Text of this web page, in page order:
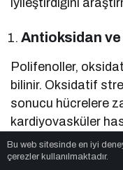
iyileştirdiğini
Antioksidan
Polifenoller,
bilinir. Oksidatif
sonucu hücrelere
kardiyovasküler
kronik
radikalleri nötralize
Bu web sitesinde en iyi
çerezler kullanılmaktadır.